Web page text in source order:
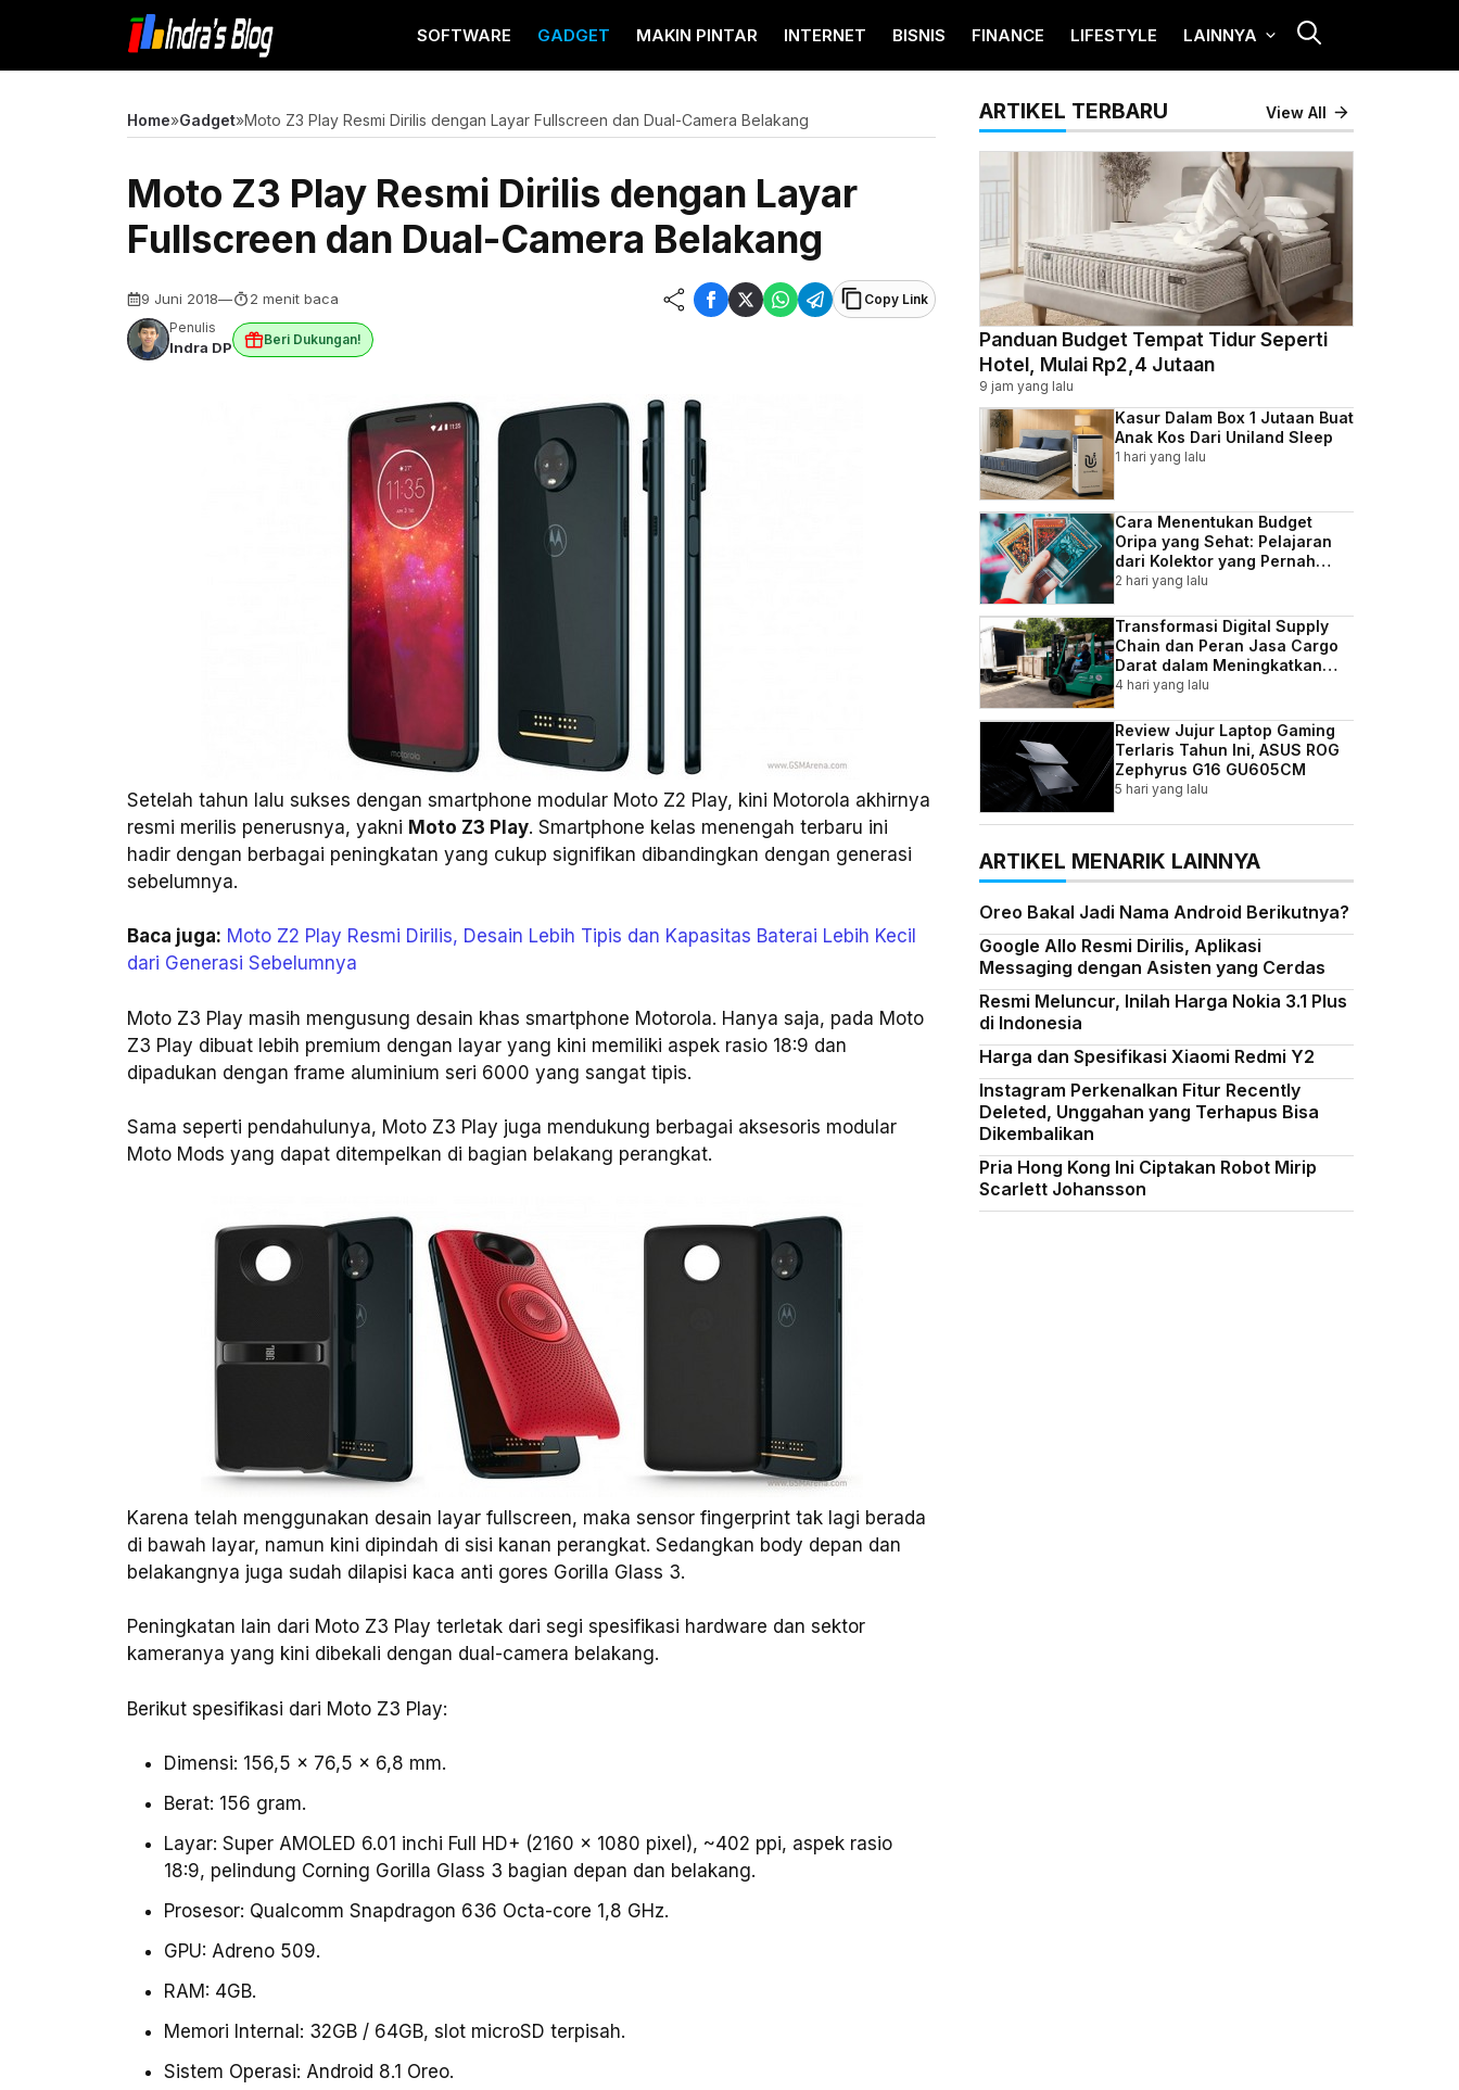
isi
SOFTWARE GADGET MAKIN PINTAR INTERNET BISNIS FINANCE LIFESTYLE LAINNYA
Home»Gadget»Moto Z3 Play Resmi Dirilis dengan Layar Fullscreen dan Dual-Camera Belakang
Moto Z3 Play Resmi Dirilis dengan Layar
Fullscreen dan Dual-Camera Belakang
9 Juni 2018— 2 menit baca
Copy Link
Penulis
Indra DP Beri Dukungan!
Setelah tahun lalu sukses dengan smartphone modular Moto Z2 Play, kini Motorola akhirnya
resmi merilis penerusnya, yakni Moto Z3 Play. Smartphone kelas menengah terbaru ini
hadir dengan berbagai peningkatan yang cukup signifikan dibandingkan dengan generasi
sebelumnya.
Baca juga: Moto Z2 Play Resmi Dirilis, Desain Lebih Tipis dan Kapasitas Baterai Lebih Kecil
dari Generasi Sebelumnya
Moto Z3 Play masih mengusung desain khas smartphone Motorola. Hanya saja, pada Moto
Z3 Play dibuat lebih premium dengan layar yang kini memiliki aspek rasio 18:9 dan
dipadukan dengan frame aluminium seri 6000 yang sangat tipis.
Sama seperti pendahulunya, Moto Z3 Play juga mendukung berbagai aksesoris modular
Moto Mods yang dapat ditempelkan di bagian belakang perangkat.
Karena telah menggunakan desain layar fullscreen, maka sensor fingerprint tak lagi berada
di bawah layar, namun kini dipindah di sisi kanan perangkat. Sedangkan body depan dan
belakangnya juga sudah dilapisi kaca anti gores Gorilla Glass 3.
Peningkatan lain dari Moto Z3 Play terletak dari segi spesifikasi hardware dan sektor
kameranya yang kini dibekali dengan dual-camera belakang.
Berikut spesifikasi dari Moto Z3 Play:
Dimensi: 156,5 x 76,5 x 6,8 mm.
Berat: 156 gram.
Layar: Super AMOLED 6.01 inchi Full HD+ (2160 x 1080 pixel), ~402 ppi, aspek rasio
18:9, pelindung Corning Gorilla Glass 3 bagian depan dan belakang.
Prosesor: Qualcomm Snapdragon 636 Octa-core 1,8 GHz.
GPU: Adreno 509.
RAM: 4GB.
Memori Internal: 32GB / 64GB, slot microSD terpisah.
Sistem Operasi: Android 8.1 Oreo.
ARTIKEL TERBARU View All
Panduan Budget Tempat Tidur Seperti
Hotel, Mulai Rp2,4 Jutaan
9 jam yang lalu
Kasur Dalam Box 1 Jutaan Buat
Anak Kos Dari Uniland Sleep
1 hari yang lalu
Cara Menentukan Budget
Oripa yang Sehat: Pelajaran
dari Kolektor yang Pernah
Kebablasan
2 hari yang lalu
Transformasi Digital Supply
Chain dan Peran Jasa Cargo
Darat dalam Meningkatkan
Efisiensi Bisnis Indonesia
4 hari yang lalu
Review Jujur Laptop Gaming
Terlaris Tahun Ini, ASUS ROG
Zephyrus G16 GU605CM
5 hari yang lalu
ARTIKEL MENARIK LAINNYA
Oreo Bakal Jadi Nama Android Berikutnya?
Google Allo Resmi Dirilis, Aplikasi
Messaging dengan Asisten yang Cerdas
Resmi Meluncur, Inilah Harga Nokia 3.1 Plus
di Indonesia
Harga dan Spesifikasi Xiaomi Redmi Y2
Instagram Perkenalkan Fitur Recently
Deleted, Unggahan yang Terhapus Bisa
Dikembalikan
Pria Hong Kong Ini Ciptakan Robot Mirip
Scarlett Johansson